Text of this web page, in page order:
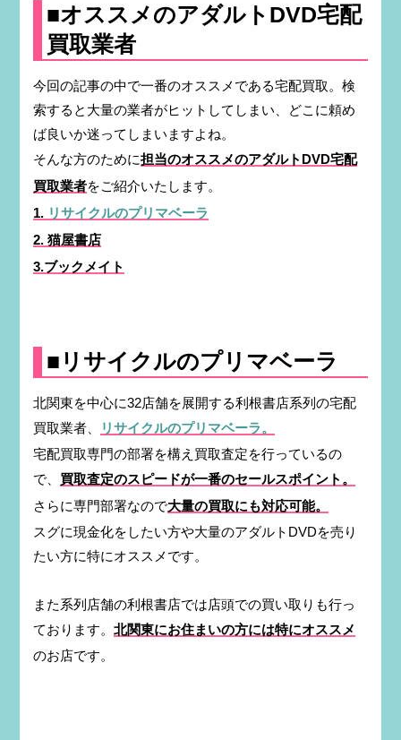
■オススメのアダルトDVD宅配
買取業者
今回の記事の中で一番のオススメである宅配買取。検
索すると大量の業者がヒットしてしまい、どこに頼め
ば良いか迷ってしまいますよね。
そんな方のために担当のオススメのアダルトDVD宅配
買取業者をご紹介いたします。
1. リサイクルのプリマベーラ
2. 猫屋書店
3.ブックメイト
■リサイクルのプリマベーラ
北関東を中心に32店舗を展開する利根書店系列の宅配
買取業者、
リサイクルのプリマベーラ。
宅配買取専門の部署を構え買取査定を行っているの
で、 買取査定のスピードが一番のセールスポイント。
さらに専門部署なので大量の買取にも対応可能。
スグに現金化をしたい方や大量のアダルトDVDを売り
たい方に特にオススメです。
また系列店舗の利根書店では店頭での買い取りも行っ
ております。北関東にお住まいの方には特にオススメ
のお店です。